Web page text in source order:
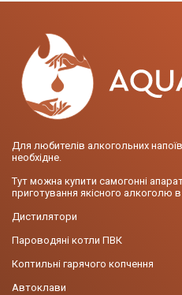
Для любителів алкогольних напоїв
необхідне.
Тут можна купити самогонні
приготування якісного алкоголю
Дистилятори
Пароводяні котли ПВК
Коптильні гарячого копчення
Автоклави